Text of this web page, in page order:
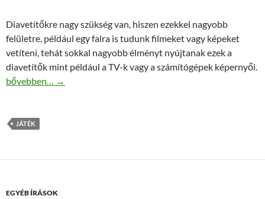
Diavetítőkre nagy szükség van, hiszen ezekkel nagyobb
felületre, például egy falra is tudunk filmeket vagy képeket
vetíteni, tehát sokkal nagyobb élményt nyújtanak ezek a
diavetítők mint például a TV-k vagy a számítógépek képernyői.
Diavetítő és diafilm kedvezményes áron
bővebben… →
JÁTÉK
EGYÉB ÍRÁSOK